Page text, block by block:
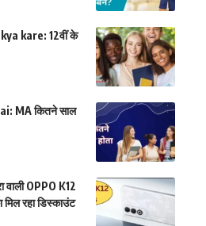
kare: 12वीं के
MA कितने साल
OPPO K12
रहा डिस्काउंट